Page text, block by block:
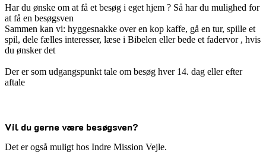
Har du ønske om at få et besøg i eget hjem ? Så har du mulighed for
at få en besøgsven
Sammen kan vi: hyggesnakke over en kop kaffe, gå en tur, spille et
spil, dele fælles interesser, læse i Bibelen eller bede et fadervor , hvis
du ønsker det
Der er som udgangspunkt tale om besøg hver 14. dag eller efter
aftale
Vil du gerne være besøgsven?
Det er også muligt hos Indre Mission Vejle.